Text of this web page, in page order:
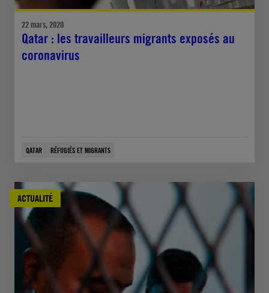
22 mars, 2020
Qatar : les travailleurs migrants exposés au
coronavirus
QATAR RÉFUGIÉS ET MIGRANTS
ACTUALITÉ